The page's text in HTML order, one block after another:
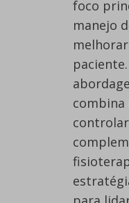
foco
manejo
combina